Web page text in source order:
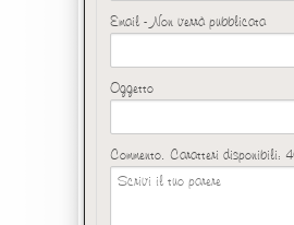
Email - Non verrà pubblicata
Oggetto
Commento. Caratteri disponibili: